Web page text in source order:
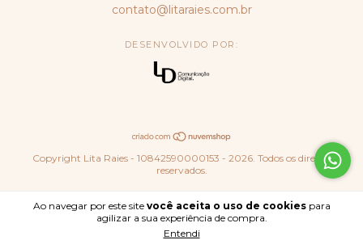
Ao navegar por este site você aceita o uso de cookiespara
agilizar a sua experiência de compra.
Entendi
contato@litaraies.com.br
DESENVOLVIDO POR:
Copyright Lita Raies - 10842590000153 - 2026. Todos os direitos
reservados.